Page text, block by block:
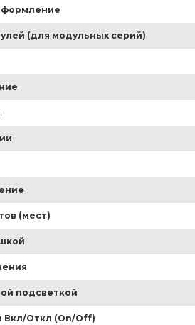
(для модульных серий)
(мест)
подсветкой
Вкл/Откл (On/Off)